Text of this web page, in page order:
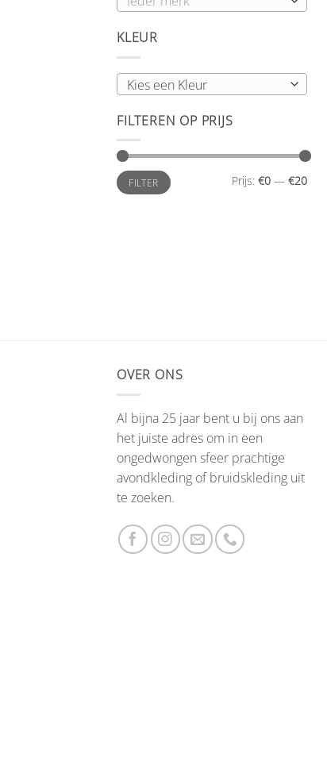
KLEUR
Kies een Kleur
FILTEREN OP PRIJS
Min.
prijs
Max.
prijsFILTER Prijs: €0 — €20
OVER ONS
Al bijna 25 jaar bent u bij ons aan
het juiste adres om in een
ongedwongen sfeer prachtige
avondkleding of bruidskleding uit
te zoeken.